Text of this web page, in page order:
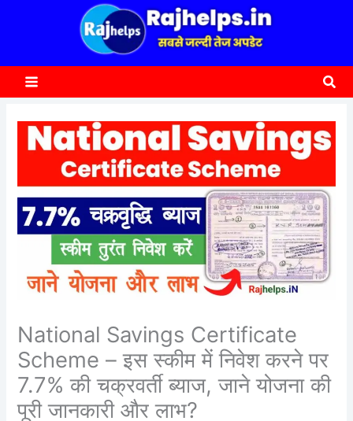
National Savings Certificate
Scheme – इस स्कीम में निवेश करने पर
7.7% की चक्रवर्ती ब्याज, जाने योजना की
पूरी जानकारी और लाभ?
c